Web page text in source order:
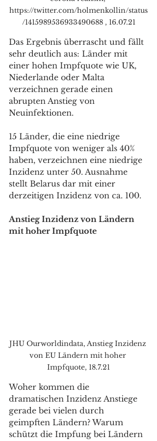
https://twitter.com/holmenkollin/status
/1415989536933490688 , 16.07.21
Das Ergebnis überrascht und fällt
sehr deutlich aus: Länder mit
einer hohen Impfquote wie UK,
Niederlande oder Malta
verzeichnen gerade einen
abrupten Anstieg von
Neuinfektionen.
15 Länder, die eine niedrige
Impfquote von weniger als 40%
haben, verzeichnen eine niedrige
Inzidenz unter 50. Ausnahme
stellt Belarus dar mit einer
derzeitigen Inzidenz von ca. 100.
Anstieg Inzidenz von Ländern
mit hoher Impfquote
JHU Ourworldindata, Anstieg Inzidenz
von EU Ländern mit hoher
Impfquote, 18.7.21
Woher kommen die
dramatischen Inzidenz Anstiege
gerade bei vielen durch
geimpften Ländern? Warum
schützt die Impfung bei Ländern